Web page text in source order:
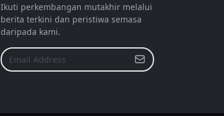
Ikuti perkembangan mutakhir melalui
berita terkini dan peristiwa semasa
daripada kami.